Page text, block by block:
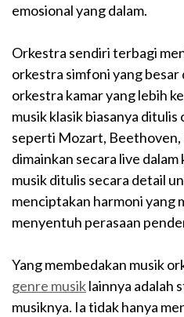
emosional yang dalam.
Orkestra sendiri terbagi
orkestra simfoni yang besar
orkestra kamar yang lebih
musik klasik biasanya
seperti Mozart, Beethoven,
dimainkan secara live dalam
musik ditulis secara detail
menciptakan harmoni yang
menyentuh perasaan
Yang membedakan musik
genre musiklainnya adalah
musiknya. Ia tidak hanya